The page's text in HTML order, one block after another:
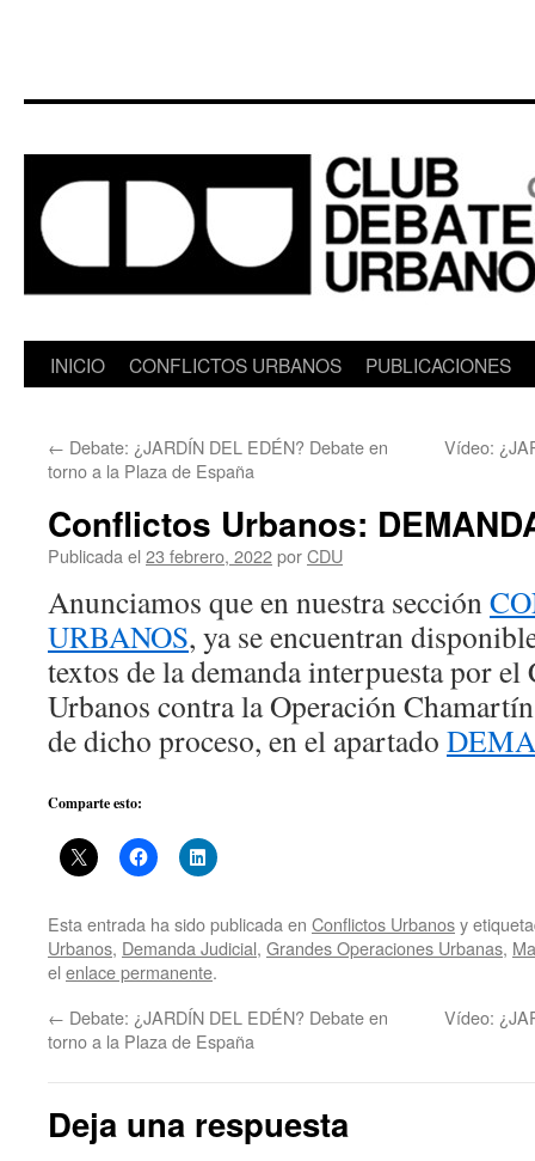
Saltar
contenido
INICIO CONFLICTOS URBANOS PUBLICACIONES
← Debate: ¿JARDÍN DEL EDÉN? Debate en
torno a la Plaza de España
Vídeo:
Conflictos Urbanos:
Publicada el 23 febrero, 2022porCDU
Anunciamos que en nuestra sección
URBANOS, ya se encuentran
textos de la demanda interpuesta por el
Urbanos contra la Operación
de dicho proceso, en el apartado
Comparte esto:
Esta entrada ha sido publicada en Conflictos Urbanosy
Urbanos, Demanda Judicial, Grandes Operaciones Urbanas,
el enlace permanente.
← Debate: ¿JARDÍN DEL EDÉN? Debate en
torno a la Plaza de España
Vídeo:
Deja una respuesta